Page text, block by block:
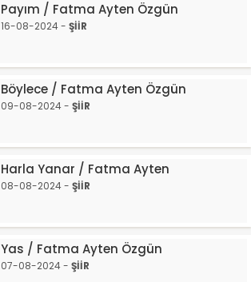
Payım / Fatma Ayten Özgün
16-08-2024 - ŞİİR
Böylece / Fatma Ayten Özgün
09-08-2024 - ŞİİR
Harla Yanar / Fatma Ayten
08-08-2024 - ŞİİR
Yas / Fatma Ayten Özgün
07-08-2024 - ŞİİR